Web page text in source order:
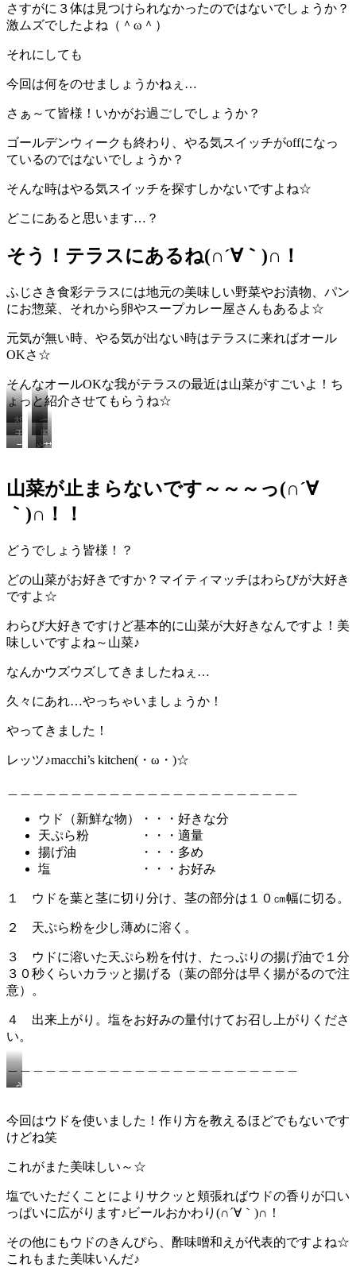
さすがに３体は見つけられなかったのではないでしょうか？
激ムズでしたよね（＾ω＾）
それにしても
今回は何をのせましょうかねぇ…
さぁ～て皆様！いかがお過ごしでしょうか？
ゴールデンウィークも終わり、やる気スイッチがoffになっ
ているのではないでしょうか？
そんな時はやる気スイッチを探すしかないですよね☆
どこにあると思います…？
そう！テラスにあるね(∩´∀｀)∩！
ふじさき食彩テラスには地元の美味しい野菜やお漬物、パン
にお惣菜、それから卵やスープカレー屋さんもあるよ☆
元気が無い時、やる気が出ない時はテラスに来ればオール
OKさ☆
そんなオールOKな我がテラスの最近は山菜がすごいよ！ち
ょっと紹介させてもらうね☆
胡
麻
和
み
☻
つ
る
め
止
ら
い
わ
び
☻
天
ぷ
っ
り
タ
の
芽
☻
風
味
ポ
ポ
感
細
竹
こ
さ
を
ら
後！
コ
ア
ブ
ラ
や
り
夏
は
の
物！
み
☻
芸
に
も
い
じ
な
い
な
ぁ…
ウ
☻
山菜が止まらないです～～～っ(∩´∀
｀)∩！！
どうでしょう皆様！？
どの山菜がお好きですか？マイティマッチはわらびが大好き
ですよ☆
わらび大好きですけど基本的に山菜が大好きなんですよ！美
味しいですよね～山菜♪
なんかウズウズしてきましたねぇ…
久々にあれ…やっちゃいましょうか！
やってきました！
レッツ♪macchi’s kitchen(・ω・)☆
ウド（新鮮な物）・・・好きな分
天ぷら粉 ・・・適量
揚げ油 ・・・多め
塩 ・・・お好み
１ ウドを葉と茎に切り分け、茎の部分は１０㎝幅に切る。
２ 天ぷら粉を少し薄めに溶く。
３ ウドに溶いた天ぷら粉を付け、たっぷりの揚げ油で１分
３０秒くらいカラッと揚げる（葉の部分は早く揚がるので注
意）。
４ 出来上がり。塩をお好みの量付けてお召し上がりくださ
い。
＿＿＿＿＿＿＿＿＿＿＿＿＿＿＿＿＿＿＿＿＿＿＿
う
の
天
ぷ
今回はウドを使いました！作り方を教えるほどでもないです
けどね笑
これがまた美味しい～☆
塩でいただくことによりサクッと頬張ればウドの香りが口い
っぱいに広がります♪ビールおかわり(∩´∀｀)∩！
その他にもウドのきんぴら、酢味噌和えが代表的ですよね☆
これもまた美味いんだ♪